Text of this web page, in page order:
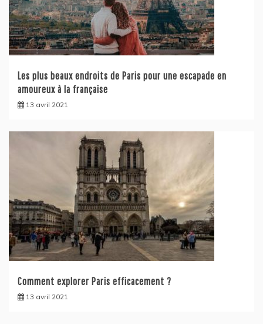
Les plus beaux endroits de Paris pour une escapade en
amoureux à la française
13 avril 2021
Comment explorer Paris efficacement ?
13 avril 2021